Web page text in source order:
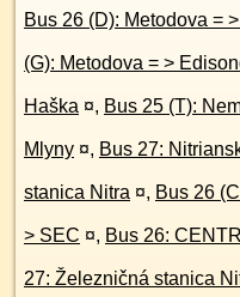
(G): Metodova = > Edisonova = > Nový cintorín = > Jakuba
Haška ¤, Bus 25 (T):
Mlyny ¤, Bus 27: Nitrianske
stanica Nitra ¤, Bus 26 (CE):
> SEC ¤,
27: Železničná stanica Nitra = > Nitrianske